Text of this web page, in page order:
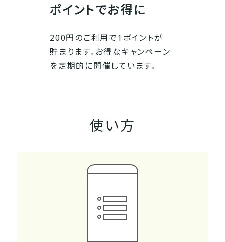
ポイントでお得に
200円のご利用で1ポイントが
貯まります。お得なキャンペーン
を定期的に開催しています。
使い方